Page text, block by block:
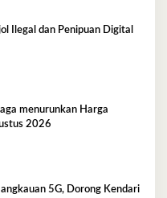
Ilegal dan Penipuan Digital
menurunkan Harga
2026
5G, Dorong Kendari